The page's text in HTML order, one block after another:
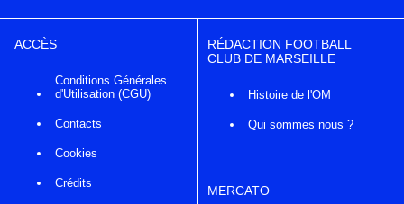
ACCÈS
Conditions Générales
d'Utilisation (CGU)
Contacts
Cookies
Crédits
RÉDACTION FOOTBALL
CLUB DE MARSEILLE
Histoire de l'OM
Qui sommes nous ?
MERCATO